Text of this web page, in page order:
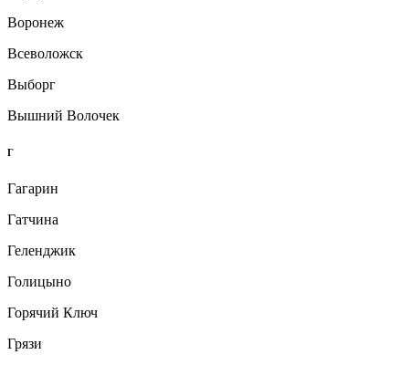
Воронеж
Всеволожск
Выборг
Вышний Волочек
Г
Гагарин
Гатчина
Геленджик
Голицыно
Горячий Ключ
Грязи